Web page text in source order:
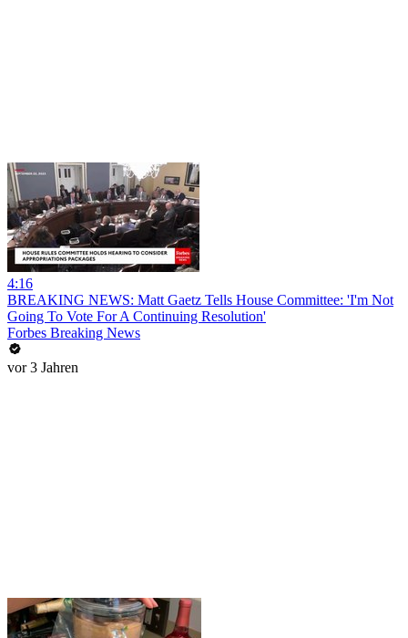
4:16
BREAKING NEWS: Matt Gaetz Tells House Committee: 'I'm Not
Going To Vote For A Continuing Resolution'
Forbes Breaking News
vor 3 Jahren